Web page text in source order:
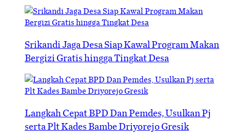
Srikandi Jaga Desa Siap Kawal Program Makan
Bergizi Gratis hingga Tingkat Desa
Langkah Cepat BPD Dan Pemdes, Usulkan Pj
serta Plt Kades Bambe Driyorejo Gresik